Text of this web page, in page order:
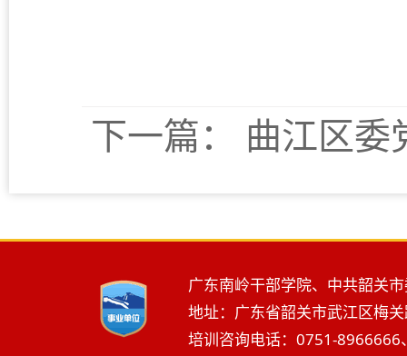
下一篇： 曲江区委
广东南岭干部学院、中共韶关
地址：广东省韶关市武江区梅
培训咨询电话：0751-